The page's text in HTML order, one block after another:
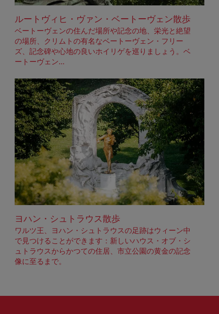
ルートヴィヒ・ヴァン・ベートーヴェン散歩
ベートーヴェンの住んだ場所や記念の地、栄光と絶望
の場所、クリムトの有名なベートーヴェン・フリー
ズ、記念碑や心地の良いホイリゲを巡りましょう。ベ
ートーヴェン...
ヨハン・シュトラウス散歩
ワルツ王、ヨハン・シュトラウスの足跡はウィーン中
で見つけることができます：新しいハウス・オブ・シ
ュトラウスからかつての住居、市立公園の黄金の記念
像に至るまで。